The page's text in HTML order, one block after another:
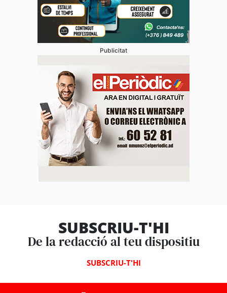
Publicitat
SUBSCRIU-T'HI
De la redacció al teu dispositiu
SUBSCRIU-T'HI